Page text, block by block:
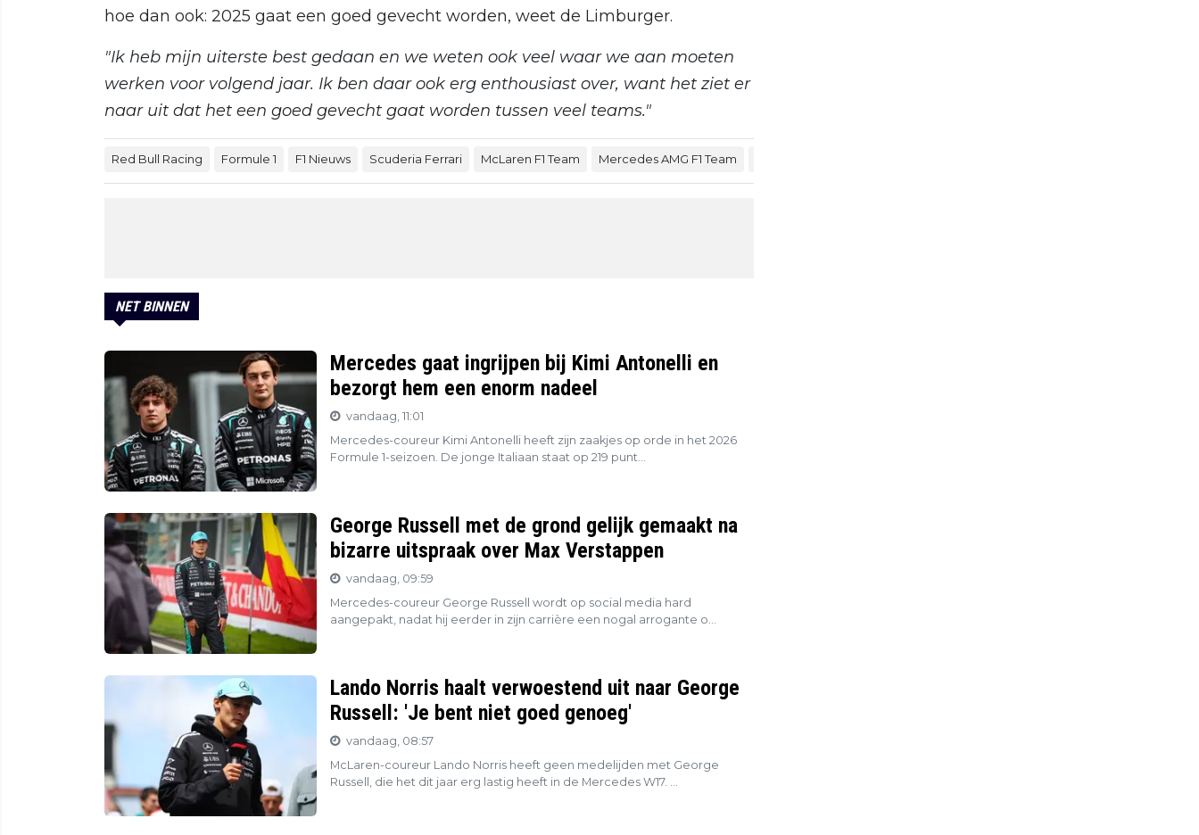
hoe dan ook: 2025 gaat een goed gevecht worden, weet de Limburger.
"Ik heb mijn uiterste best gedaan en we weten ook veel waar we aan moeten
werken voor volgend jaar. Ik ben daar ook erg enthousiast over, want het ziet er
naar uit dat het een goed gevecht gaat worden tussen veel teams."
Red Bull Racing Formule 1 F1 Nieuws Scuderia Ferrari McLaren F1 Team Mercedes AMG F1 Team
NET BINNEN
Mercedes gaat ingrijpen bij Kimi Antonelli en
bezorgt hem een enorm nadeel
vandaag, 11:01
Mercedes-coureur Kimi Antonelli heeft zijn zaakjes op orde in het 2026
Formule 1-seizoen. De jonge Italiaan staat op 219 punt...
George Russell met de grond gelijk gemaakt na
bizarre uitspraak over Max Verstappen
vandaag, 09:59
Mercedes-coureur George Russell wordt op social media hard
aangepakt, nadat hij eerder in zijn carrière een nogal arrogante o...
Lando Norris haalt verwoestend uit naar George
Russell: 'Je bent niet goed genoeg'
vandaag, 08:57
McLaren-coureur Lando Norris heeft geen medelijden met George
Russell, die het dit jaar erg lastig heeft in de Mercedes W17. ...